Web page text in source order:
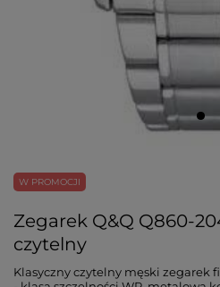
W PROMOCJI
Zegarek Q&Q Q860-
czytelny
Klasyczny czytelny męski zegarek